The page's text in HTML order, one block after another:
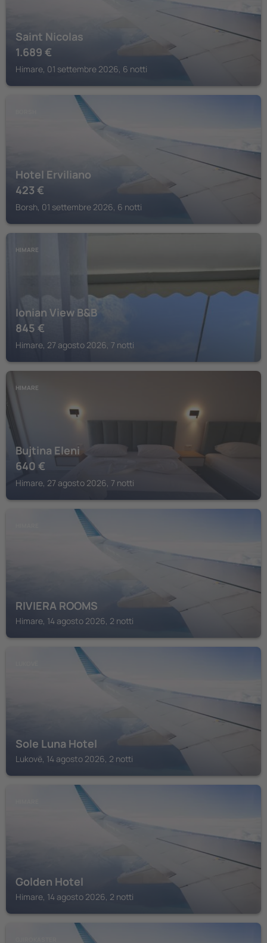
Saint Nicolas
1.689 €
Himare, 01 settembre 2026, 6 notti
Hotel Erviliano
423 €
Borsh, 01 settembre 2026, 6 notti
HIMARE
Ionian View B&B
845 €
Himare, 27 agosto 2026, 7 notti
HIMARE
Bujtina Eleni
640 €
Himare, 27 agosto 2026, 7 notti
RIVIERA ROOMS
Himare, 14 agosto 2026, 2 notti
Sole Luna Hotel
Lukovë, 14 agosto 2026, 2 notti
Golden Hotel
Himare, 14 agosto 2026, 2 notti